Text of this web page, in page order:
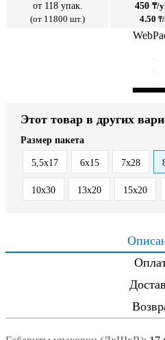
от 118 упак.
(от 11800 шт.)
450 ₸/
4.50
Этот товар в других
Размер пакета
5,5x17 6x15 7x28
10x30 13x20 15x20